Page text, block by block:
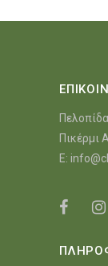
Πικέρμι
E: